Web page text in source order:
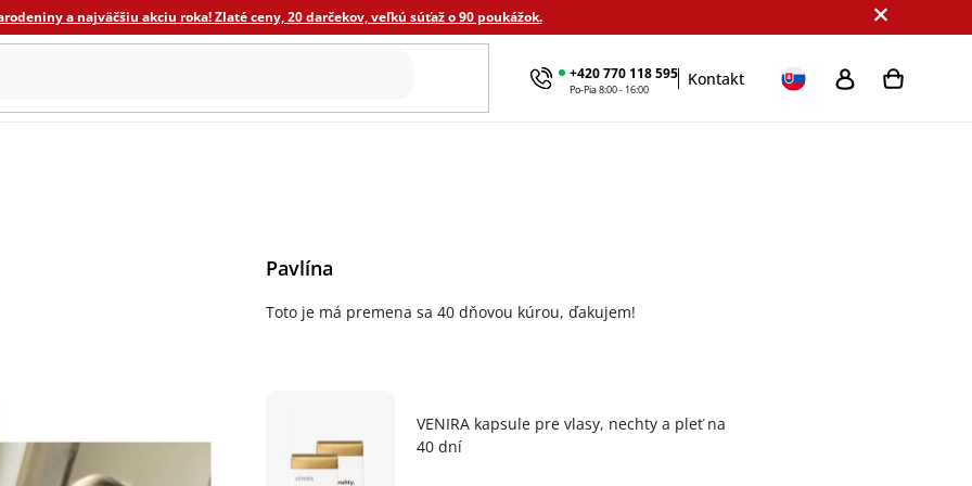
a najväčšiu akciu roka! Zlaté ceny, 20 darčekov, veľkú súťaž o 90 poukážok.
+420 770 118 595
Po-Pia 8:00 - 16:00
Kontakt
Darčekové sady Výhodné balenie Podľa cieľa
Pavlína
Toto je má premena sa 40 dňovou kúrou, ďakujem!
VENIRA kapsule pre vlasy, nechty a pleť na
40 dní